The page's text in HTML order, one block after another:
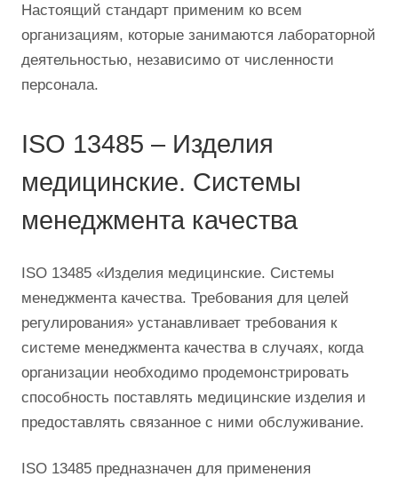
Настоящий стандарт применим ко всем
организациям, которые занимаются лабораторной
деятельностью, независимо от численности
персонала.
ISO 13485 – Изделия
медицинские. Системы
менеджмента качества
ISO 13485 «Изделия медицинские. Системы
менеджмента качества. Требования для целей
регулирования» устанавливает требования к
системе менеджмента качества в случаях, когда
организации необходимо продемонстрировать
способность поставлять медицинские изделия и
предоставлять связанное с ними обслуживание.
ISO 13485 предназначен для применения